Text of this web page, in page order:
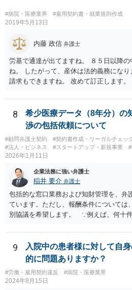
#病院・医療業界 #雇用契約書・就業規則作成
2019年5月13日
内藤 政信 弁護士
労基で通達が出てますね。 ８５日以降
ね。 したがって、産休は法的義務にな
請求もできますね。 改めて訂正します。
8
希少医療データ（8年分）の
渉の包括依頼について
#顧問弁護士契約 #契約書作成・リーガルチェッ
#法人・ビジネス
#スタートアップ・新規事業
2026年1月11日
企業法務に強い弁護士
稲井 要介 弁護士
包括的な窓口業務および知財管理を、弁
ています。ただし、報酬条件については
別協議を希望します。 ∵例えば、何十
着手金33万円（税込）では割に合わない
9
入院中の患者様に対して自
的に問題ありますか？
#労働・雇用契約違反 #病院・医療業界
2024年8月15日